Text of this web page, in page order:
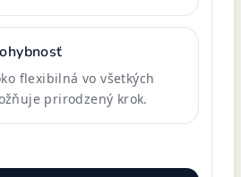
flexibilná vo všetkých
prirodzený krok.